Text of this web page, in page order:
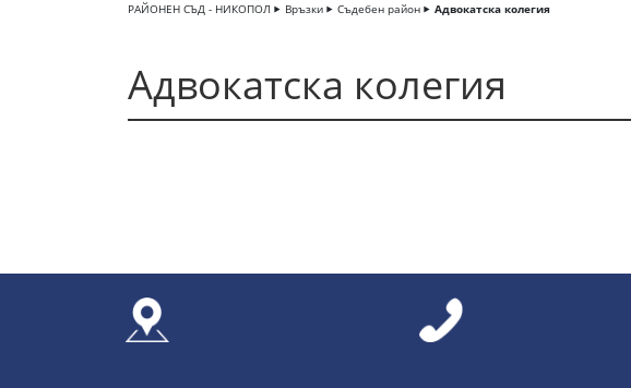
РАЙОНЕН СЪД - НИКОПОЛ Връзки Съдебен район Адвокатска колегия
Адвокатска колегия